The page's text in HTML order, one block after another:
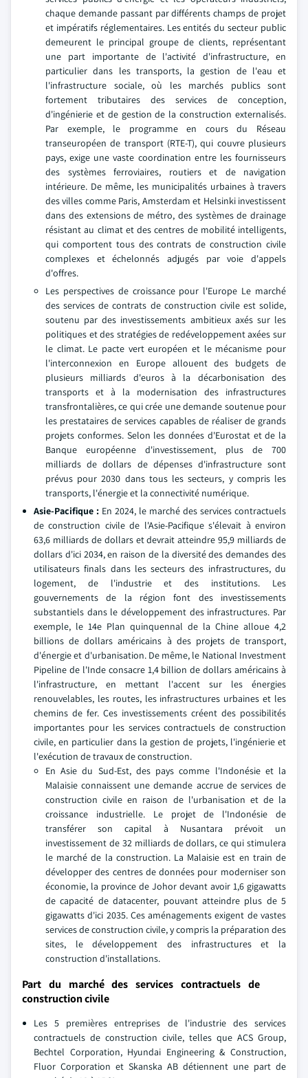
chaque demande passant par différents champs de projet
et impératifs réglementaires. Les entités du secteur public
demeurent le principal groupe de clients, représentant
une part importante de l'activité d'infrastructure, en
particulier dans les transports, la gestion de l'eau et
l'infrastructure sociale, où les marchés publics sont
fortement tributaires des services de conception,
d'ingénierie et de gestion de la construction externalisés.
Par exemple, le programme en cours du Réseau
transeuropéen de transport (RTE-T), qui couvre plusieurs
pays, exige une vaste coordination entre les fournisseurs
des systèmes ferroviaires, routiers et de navigation
intérieure. De même, les municipalités urbaines à travers
des villes comme Paris, Amsterdam et Helsinki investissent
dans des extensions de métro, des systèmes de drainage
résistant au climat et des centres de mobilité intelligents,
qui comportent tous des contrats de construction civile
complexes et échelonnés adjugés par voie d'appels
d'offres.
Les perspectives de croissance pour l'Europe Le marché
des services de contrats de construction civile est solide,
soutenu par des investissements ambitieux axés sur les
politiques et des stratégies de redéveloppement axées sur
le climat. Le pacte vert européen et le mécanisme pour
l'interconnexion en Europe allouent des budgets de
plusieurs milliards d'euros à la décarbonisation des
transports et à la modernisation des infrastructures
transfrontalières, ce qui crée une demande soutenue pour
les prestataires de services capables de réaliser de grands
projets conformes. Selon les données d'Eurostat et de la
Banque européenne d'investissement, plus de 700
milliards de dollars de dépenses d'infrastructure sont
prévus pour 2030 dans tous les secteurs, y compris les
transports, l'énergie et la connectivité numérique.
Asie-Pacifique : En 2024, le marché des services contractuels
de construction civile de l'Asie-Pacifique s'élevait à environ
63,6 milliards de dollars et devrait atteindre 95,9 milliards de
dollars d'ici 2034, en raison de la diversité des demandes des
utilisateurs finals dans les secteurs des infrastructures, du
logement, de l'industrie et des institutions. Les
gouvernements de la région font des investissements
substantiels dans le développement des infrastructures. Par
exemple, le 14e Plan quinquennal de la Chine alloue 4,2
billions de dollars américains à des projets de transport,
d'énergie et d'urbanisation. De même, le National Investment
Pipeline de l'Inde consacre 1,4 billion de dollars américains à
l'infrastructure, en mettant l'accent sur les énergies
renouvelables, les routes, les infrastructures urbaines et les
chemins de fer. Ces investissements créent des possibilités
importantes pour les services contractuels de construction
civile, en particulier dans la gestion de projets, l'ingénierie et
l'exécution de travaux de construction.
En Asie du Sud-Est, des pays comme l'Indonésie et la
Malaisie connaissent une demande accrue de services de
construction civile en raison de l'urbanisation et de la
croissance industrielle. Le projet de l'Indonésie de
transférer son capital à Nusantara prévoit un
investissement de 32 milliards de dollars, ce qui stimulera
le marché de la construction. La Malaisie est en train de
développer des centres de données pour moderniser son
économie, la province de Johor devant avoir 1,6 gigawatts
de capacité de datacenter, pouvant atteindre plus de 5
gigawatts d'ici 2035. Ces aménagements exigent de vastes
services de construction civile, y compris la préparation des
sites, le développement des infrastructures et la
construction d'installations.
Part du marché des services contractuels de
construction civile
Les 5 premières entreprises de l'industrie des services
contractuels de construction civile, telles que ACS Group,
Bechtel Corporation, Hyundai Engineering & Construction,
Fluor Corporation et Skanska AB détiennent une part de